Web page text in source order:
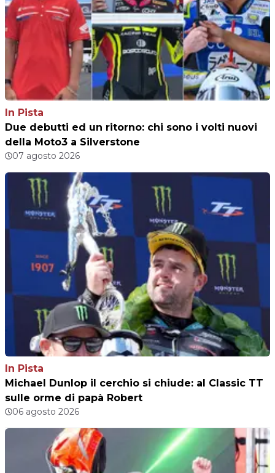
In Pista
Due debutti ed un ritorno: chi sono i volti nuovi
della Moto3 a Silverstone
07 agosto 2026
In Pista
Michael Dunlop il cerchio si chiude: al Classic TT
sulle orme di papà Robert
06 agosto 2026